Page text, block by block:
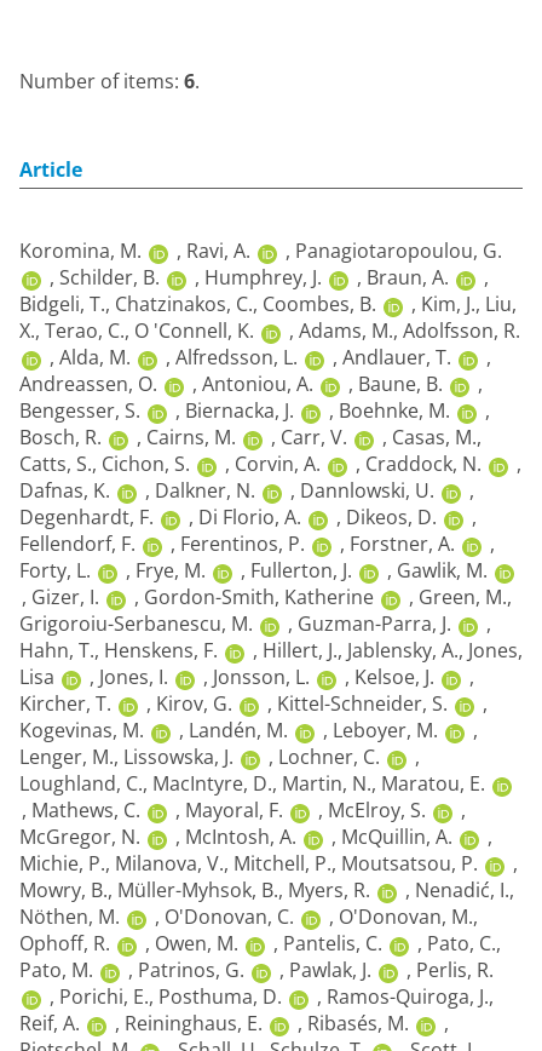
Number of items: 6.
Article
Koromina, M. , Ravi, A. , Panagiotaropoulou, G.
, Schilder, B. , Humphrey, J. , Braun, A.
,
Bidgeli, T., Chatzinakos, C., Coombes, B. , Kim, J., Liu,
X., Terao, C., O 'Connell, K. , Adams, M., Adolfsson, R.
, Alda, M. , Alfredsson, L. , Andlauer, T.
,
Andreassen, O.
, Antoniou, A. , Baune, B.
,
Bengesser, S.
, Biernacka, J. , Boehnke, M.
,
Bosch, R.
, Cairns, M. , Carr, V. , Casas, M.,
Catts, S., Cichon, S. , Corvin, A. , Craddock, N.
,
Dafnas, K.
, Dalkner, N. , Dannlowski, U.
,
Degenhardt, F.
, Di Florio, A. , Dikeos, D.
,
Fellendorf, F.
, Ferentinos, P. , Forstner, A.
,
Forty, L.
, Frye, M. , Fullerton, J. , Gawlik, M.
, Gizer, I. , Gordon-Smith, Katherine , Green, M.,
Grigoroiu-Serbanescu, M.
, Guzman-Parra, J.
,
Hahn, T., Henskens, F. , Hillert, J., Jablensky, A., Jones,
Lisa
, Jones, I. , Jonsson, L. , Kelsoe, J.
,
Kircher, T.
, Kirov, G. , Kittel-Schneider, S.
,
Kogevinas, M.
, Landén, M. , Leboyer, M.
,
Lenger, M., Lissowska, J. , Lochner, C.
,
Loughland, C., MacIntyre, D., Martin, N., Maratou, E.
, Mathews, C. , Mayoral, F. , McElroy, S.
,
McGregor, N.
, McIntosh, A. , McQuillin, A.
,
Michie, P., Milanova, V., Mitchell, P., Moutsatsou, P.
,
Mowry, B., Müller-Myhsok, B., Myers, R. , Nenadić, I.,
Nöthen, M.
, O'Donovan, C. , O'Donovan, M.,
Ophoff, R.
, Owen, M. , Pantelis, C. , Pato, C.,
Pato, M.
, Patrinos, G. , Pawlak, J. , Perlis, R.
, Porichi, E., Posthuma, D. , Ramos-Quiroga, J.,
Reif, A.
, Reininghaus, E. , Ribasés, M.
,